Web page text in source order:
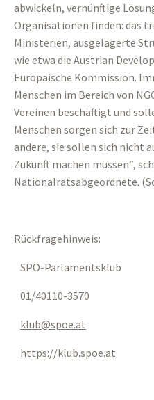
abwickeln, vernünftige
Organisationen finden: das
Ministerien, ausgelagerte
wie etwa die Austrian
Europäische Kommission.
Menschen im Bereich von
Vereinen beschäftigt und
Menschen sorgen sich zur
andere, sie sollen sich nicht
Zukunft machen müssen“,
Nationalratsabgeordnete.
Rückfragehinweis:
SPÖ-Parlamentsklub
01/40110-3570
klub spoe at
https://klub.spoe.at